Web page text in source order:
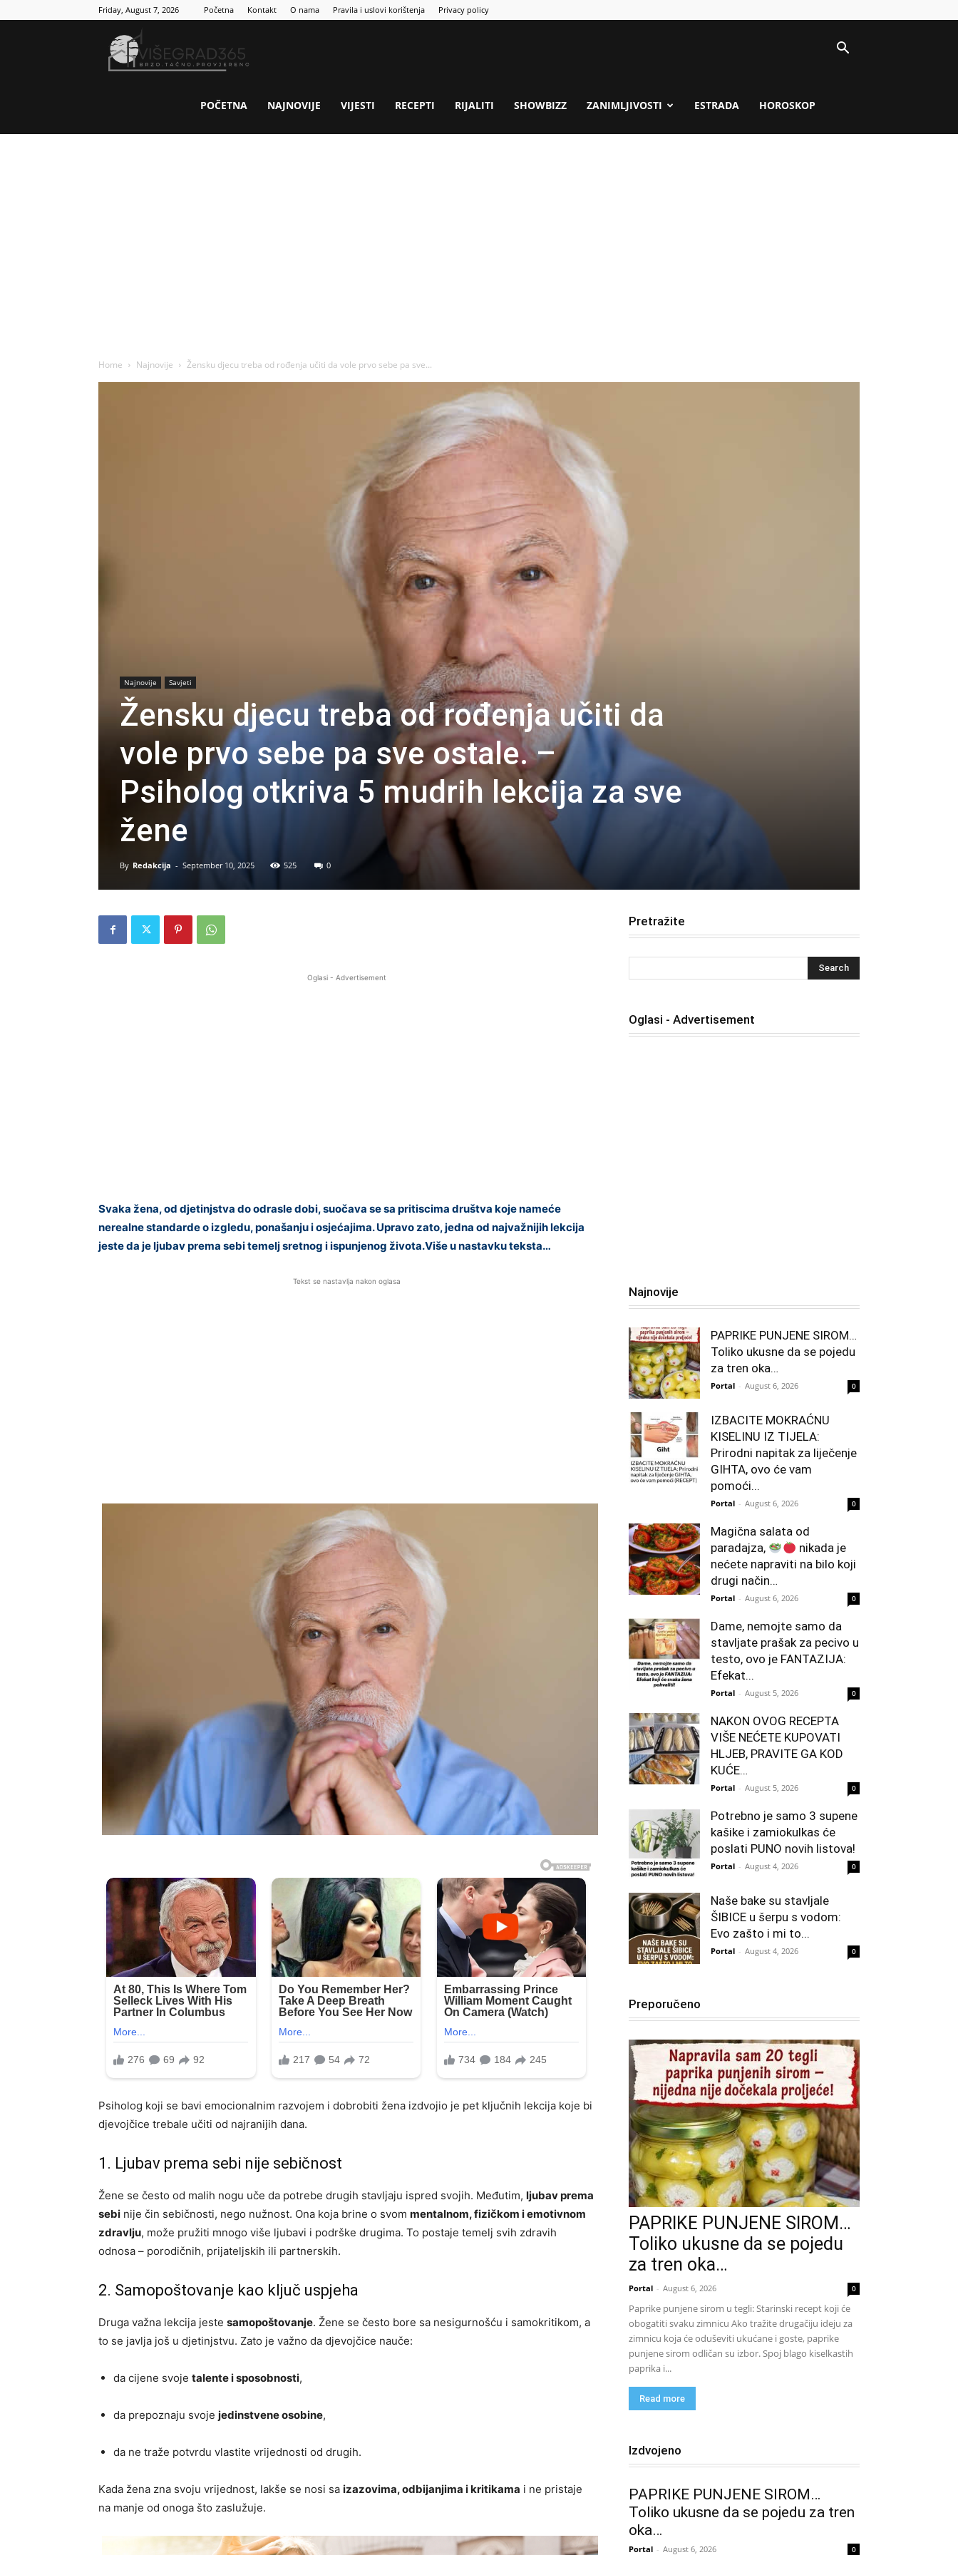
Friday, August 7, 2026 Početna Kontakt O nama Pravila i uslovi korištenja Privacy policy
365
POČETNA NAJNOVIJE VIJESTI RECEPTI RIJALITI SHOWBIZZ ZANIMLJIVOSTI ESTRADA HOROSKOP
Home Najnovije Žensku djecu treba od rođenja učiti da vole prvo sebe pa sve...
Najnovije Savjeti
Žensku djecu treba od rođenja učiti da
vole prvo sebe pa sve ostale. –
Psiholog otkriva 5 mudrih lekcija za sve
žene
By Redakcija - September 10, 2025 525 0
Oglasi - Advertisement
Svaka žena, od djetinjstva do odrasle dobi, suočava se sa pritiscima društva koje nameće
nerealne standarde o izgledu, ponašanju i osjećajima. Upravo zato, jedna od najvažnijih lekcija
jeste da je ljubav prema sebi temelj sretnog i ispunjenog života.Više u nastavku teksta…
Tekst se nastavlja nakon oglasa
Psiholog koji se bavi emocionalnim razvojem i dobrobiti žena izdvojio je pet ključnih lekcija koje bi
djevojčice trebale učiti od najranijih dana.
1. Ljubav prema sebi nije sebičnost
Žene se često od malih nogu uče da potrebe drugih stavljaju ispred svojih. Međutim, ljubav prema
sebi nije čin sebičnosti, nego nužnost. Ona koja brine o svom mentalnom, fizičkom i emotivnom
zdravlju, može pružiti mnogo više ljubavi i podrške drugima. To postaje temelj svih zdravih
odnosa – porodičnih, prijateljskih ili partnerskih.
2. Samopoštovanje kao ključ uspjeha
Druga važna lekcija jeste samopoštovanje. Žene se često bore sa nesigurnošću i samokritikom, a
to se javlja još u djetinjstvu. Zato je važno da djevojčice nauče:
da cijene svoje talente i sposobnosti,
da prepoznaju svoje jedinstvene osobine,
da ne traže potvrdu vlastite vrijednosti od drugih.
Kada žena zna svoju vrijednost, lakše se nosi sa izazovima, odbijanjima i kritikama i ne pristaje
na manje od onoga što zaslužuje.
Pretražite
Oglasi - Advertisement
Najnovije
PAPRIKE PUNJENE SIROM…
Toliko ukusne da se pojedu
za tren oka…
Portal - August 6, 2026 0
IZBACITE MOKRAĆNU
KISELINU IZ TIJELA:
Prirodni napitak za liječenje
GIHTA, ovo će vam
pomoći...
Portal - August 6, 2026 0
Magična salata od
paradajza,
nikada je
nećete napraviti na bilo koji
drugi način…
Portal - August 6, 2026 0
Dame, nemojte samo da
stavljate prašak za pecivo u
testo, ovo je FANTAZIJA:
Efekat...
Portal - August 5, 2026 0
NAKON OVOG RECEPTA
VIŠE NEĆETE KUPOVATI
HLJEB, PRAVITE GA KOD
KUĆE…
Portal - August 5, 2026 0
Potrebno je samo 3 supene
kašike i zamiokulkas će
poslati PUNO novih listova!
Portal - August 4, 2026 0
Naše bake su stavljale
ŠIBICE u šerpu s vodom:
Evo zašto i mi to...
Portal - August 4, 2026 0
Preporučeno
PAPRIKE PUNJENE SIROM…
Toliko ukusne da se pojedu
za tren oka…
Portal - August 6, 2026 0
Paprike punjene sirom u tegli: Starinski recept koji će
obogatiti svaku zimnicu Ako tražite drugačiju ideju za
zimnicu koja će oduševiti ukućane i goste, paprike
punjene sirom odličan su izbor. Spoj blago kiselkastih
paprika i...
Read more
Izdvojeno
PAPRIKE PUNJENE SIROM…
Toliko ukusne da se pojedu za tren
oka…
Portal - August 6, 2026 0